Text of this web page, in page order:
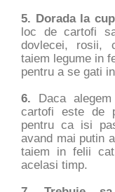
5. Dorada la
loc de cartofi
dovlecei, rosii,
taiem legume in
pentru a se gati
6. Daca
cartofi este de
pentru ca isi
avand mai putin
taiem in felii
acelasi timp.